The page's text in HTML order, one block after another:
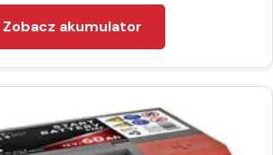
Zobacz akumulator